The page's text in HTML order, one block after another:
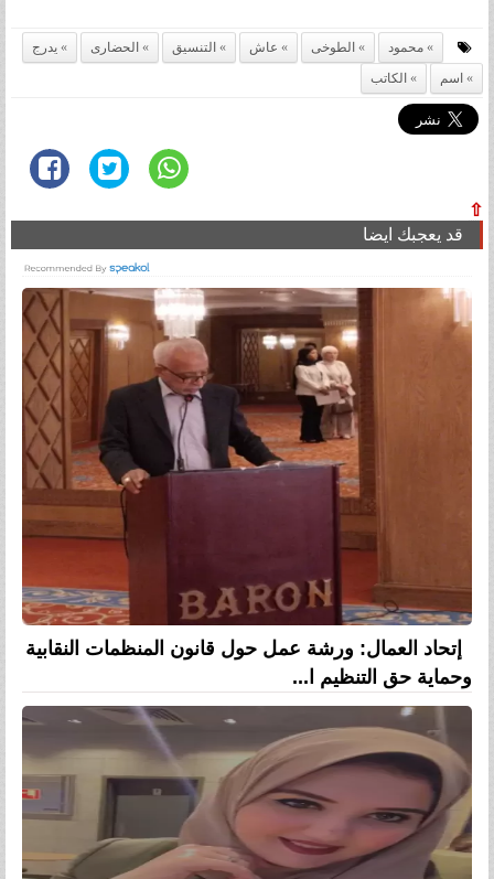
محمود الطوخى عاش التنسيق الحضارى
يدرج
اسم
الكاتب
⇧
قد يعجبك ايضا
إتحاد العمال: ورشة عمل حول قانون المنظمات النقابية
وحماية حق التنظيم ا...